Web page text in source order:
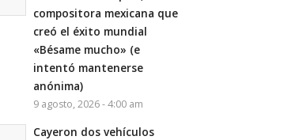
compositora mexicana que
creó el éxito mundial
«Bésame mucho» (e
intentó mantenerse
anónima)
9 agosto, 2026 - 4:00 am
Cayeron dos vehículos